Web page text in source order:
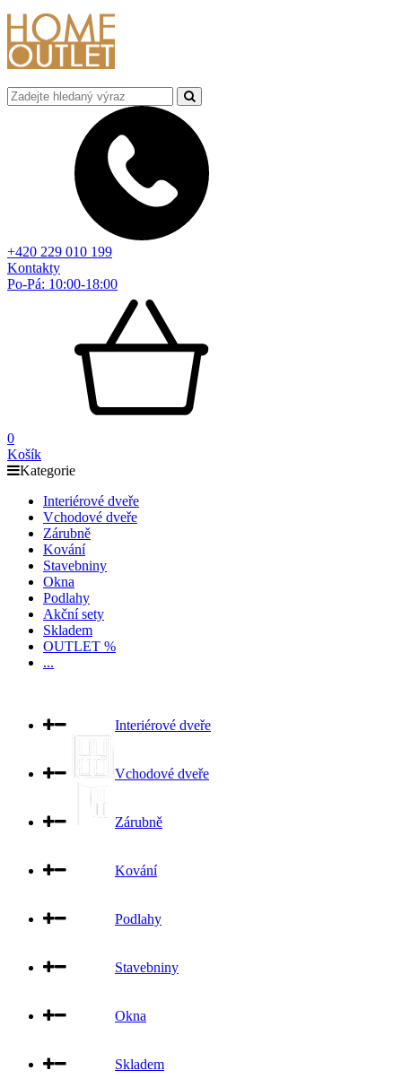
+420 229 010 199
Kontakty
Po-Pá: 10:00-18:00
0
Košík
Kategorie
Interiérové dveře
Vchodové dveře
Zárubně
Kování
Stavebniny
Okna
Podlahy
Akční sety
Skladem
OUTLET %
...
Interiérové dveře
Vchodové dveře
Zárubně
Kování
Podlahy
Stavebniny
Okna
Skladem